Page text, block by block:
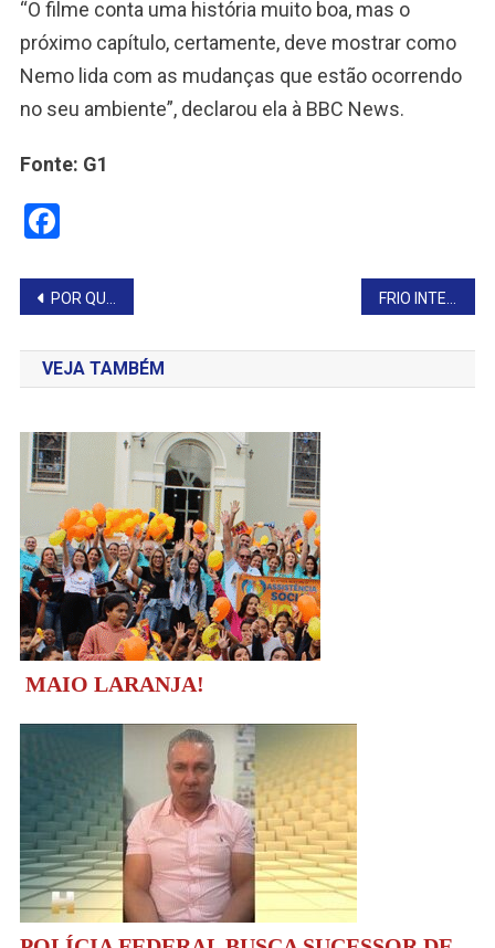
“O filme conta uma história muito boa, mas o
próximo capítulo, certamente, deve mostrar como
Nemo lida com as mudanças que estão ocorrendo
no seu ambiente”, declarou ela à BBC News.
Fonte: G1
Navegação
de
Post
POR QUE STITCH É PELUDO E FOFINHO? FRIO INTENSO CHEGA À NOITE
VEJA TAMBÉM
MAIO LARANJA!